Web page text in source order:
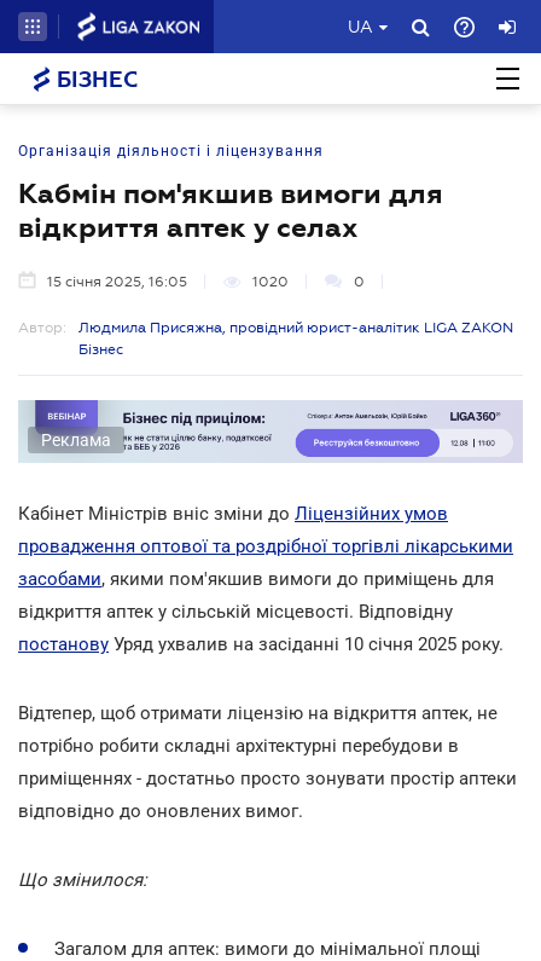
UA
БІЗНЕС
Організація діяльності і ліцензування
Кабмін пом'якшив вимоги для
відкриття аптек у селах
15 січня 2025, 16:05 1020 0
Автор:
Людмила Присяжна, провідний юрист-аналітик LIGA ZAKON
Бізнес
Реклама
Кабінет Міністрів вніс зміни до Ліцензійних умов
провадження оптової та роздрібної торгівлі лікарськими
засобами, якими пом'якшив вимоги до приміщень для
відкриття аптек у сільській місцевості. Відповідну
постанову Уряд ухвалив на засіданні 10 січня 2025 року.
Відтепер, щоб отримати ліцензію на відкриття аптек, не
потрібно робити складні архітектурні перебудови в
приміщеннях - достатньо просто зонувати простір аптеки
відповідно до оновлених вимог.
Що змінилося:
Загалом для аптек: вимоги до мінімальної площі